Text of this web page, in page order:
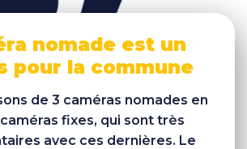
nomade est un
pour la commune
de 3 caméras nomades en
fixes, qui sont très
avec ces dernières. Le